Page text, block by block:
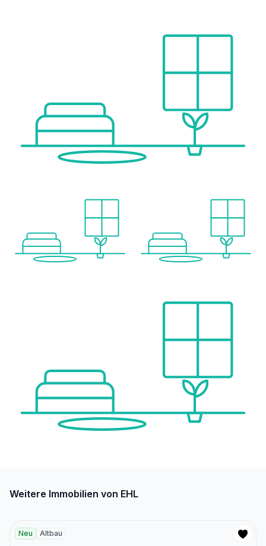
Weitere Immobilien von EHL
Neu Altbau